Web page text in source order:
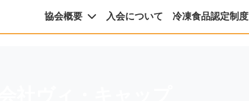
協会概要 入会について 冷凍食品認定制度